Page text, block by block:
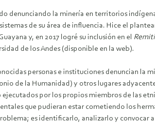
denunciando la minería en territorios
de su área de influencia. Hice el
y, en 2017 logré su inclusión en el
de los Andes (disponible en la web).
personas e instituciones denuncian la
de la Humanidad) y otros lugares
ejecutados por los propios miembros de las
que pudieran estar cometiendo los
es identificarlo, analizarlo y convocar